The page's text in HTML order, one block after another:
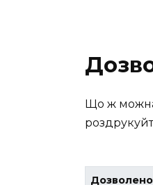
Що ж можна
Дозволено